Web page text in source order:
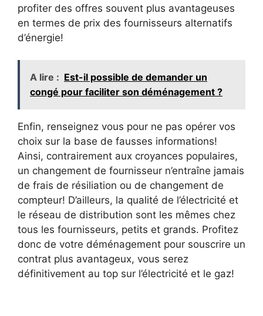
profiter des offres souvent plus avantageuses
en termes de prix des fournisseurs alternatifs
d’énergie!
A lire : Est-il possible de demander un
congé pour faciliter son déménagement ?
Enfin, renseignez vous pour ne pas opérer vos
choix sur la base de fausses informations!
Ainsi, contrairement aux croyances populaires,
un changement de fournisseur n’entraîne jamais
de frais de résiliation ou de changement de
compteur! D’ailleurs, la qualité de l’électricité et
le réseau de distribution sont les mêmes chez
tous les fournisseurs, petits et grands. Profitez
donc de votre déménagement pour souscrire un
contrat plus avantageux, vous serez
définitivement au top sur l’électricité et le gaz!